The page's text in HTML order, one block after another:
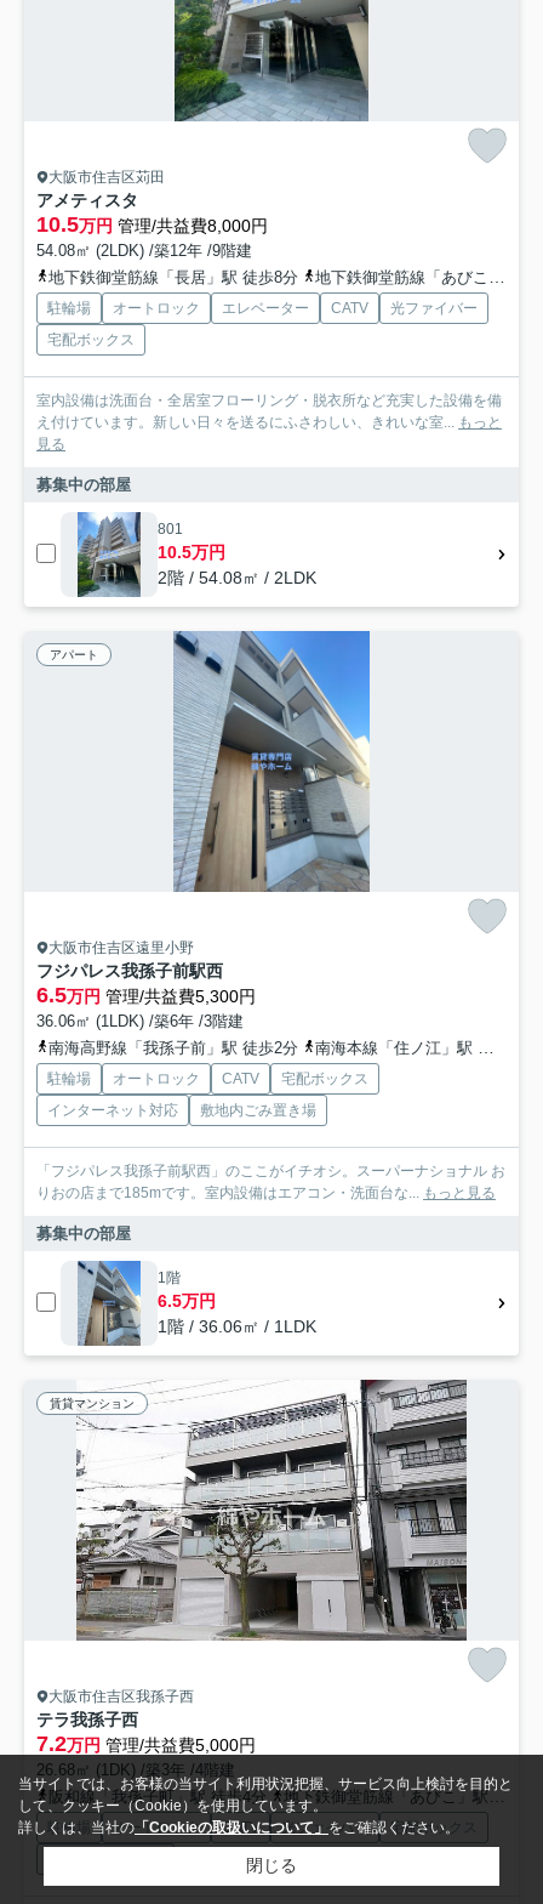
大阪市住吉区苅田
アメティスタ
10.5万円 管理/共益費8,000円
54.08㎡ (2LDK) /築12年 /9階建
地下鉄御堂筋線「長居」駅 徒歩8分
地下鉄御堂筋線「あびこ」駅 徒歩9分
駐輪場 オートロック エレベーター CATV
光ファイバー
宅配ボックス
室内設備は洗面台・全居室フローリング・脱衣所など充実した設備を備
え付けています。新しい日々を送るにふさわしい、きれいな室...
もっと
見る
募集中の部屋
801
10.5万円
2階 / 54.08㎡ / 2LDK
アパート
大阪市住吉区遠里小野
フジパレス我孫子前駅西
6.5万円 管理/共益費5,300円
36.06㎡ (1LDK) /築6年 /3階建
南海高野線「我孫子前」駅 徒歩2分
南海本線「住ノ江」駅 徒歩15分
駐輪場 オートロック CATV
宅配ボックス
インターネット対応
敷地内ごみ置き場
「フジパレス我孫子前駅西」のここがイチオシ。スーパーナショナル お
りおの店まで185mです。室内設備はエアコン・洗面台な...
もっと見る
募集中の部屋
1階
6.5万円
1階 / 36.06㎡ / 1LDK
賃貸マンション
大阪市住吉区我孫子西
テラ我孫子西
7.2万円 管理/共益費5,000円
26.68㎡ (1DK) /築3年 /4階建
阪和線「我孫子町」駅 徒歩4分
地下鉄御堂筋線「あびこ」駅 徒歩12分
駐輪場 オートロック CATV 光ファイバー
宅配ボックス
当サイトでは、お客様の当サイト利用状況把握、サービス向上検討を目的と
して、クッキー（Cookie）を使用しています。
詳しくは、当社の「Cookieの取扱いについて」 をご確認ください。
閉じる